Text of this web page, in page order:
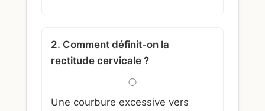
2. Comment définit-on la
rectitude cervicale ?
Une courbure excessive vers